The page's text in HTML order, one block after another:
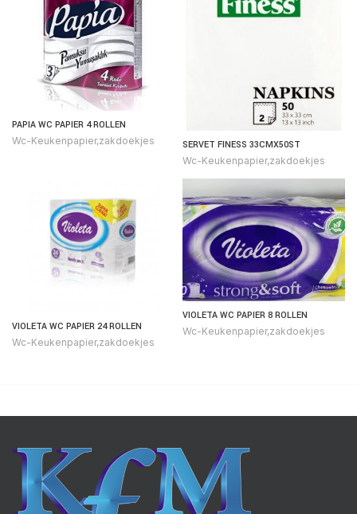
PAPIA WC PAPIER 4 ROLLEN
Wc-Keukenpapier,zakdoekjes
SERVET FINESS 33CMX50ST
Wc-Keukenpapier,zakdoekjes
VIOLETA WC PAPIER 24 ROLLEN
Wc-Keukenpapier,zakdoekjes
VIOLETA WC PAPIER 8 ROLLEN
Wc-Keukenpapier,zakdoekjes